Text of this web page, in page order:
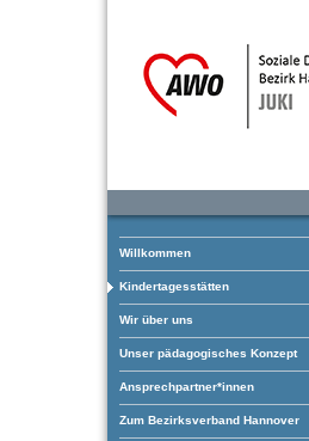
Willkommen
Kindertagesstätten
Wir über uns
Unser pädagogisches Konzept
Ansprechpartner*innen
Zum Bezirksverband Hannover